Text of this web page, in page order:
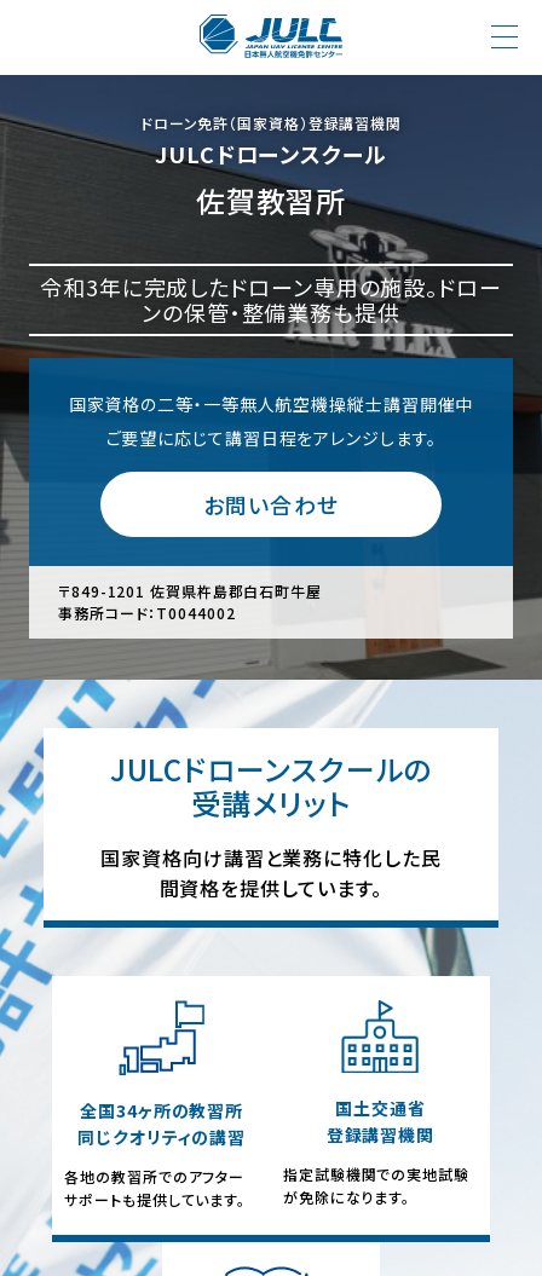
ドローン免許（国家資格）登録講習機関
JULCドローンスクール
佐賀教習所
令和3年に完成したドローン専用の施設。ドロー
ンの保管・整備業務も提供
国家資格の二等・一等無人航空機操縦士講習開催中
ご要望に応じて講習日程をアレンジします。
お問い合わせ
〒849-1201 佐賀県杵島郡白石町牛屋
事務所コード：T0044002
JULCドローンスクールの
受講メリット
国家資格向け講習と業務に特化した民
間資格を提供しています。
全国34ヶ所の教習所
同じクオリティの講習
各地の教習所でのアフター
サポートも提供しています。
国土交通省
登録講習機関
指定試験機関での実地試験
が免除になります。